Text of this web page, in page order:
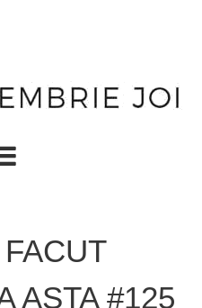
ASTA #125